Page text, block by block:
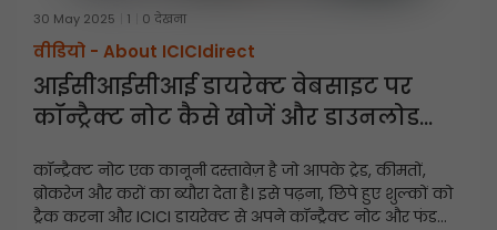
30 May 2025 1 0 देखना
वीडियो - About ICICIdirect
आईसीआईसीआई डायरेक्ट वेबसाइट पर
कॉन्ट्रैक्ट नोट कैसे खोजें और डाउनलोड
कॉन्ट्रैक्ट नोट एक कानूनी दस्तावेज़ है जो आपके ट्रेड, कीमतों,
ब्रोकरेज और करों का ब्यौरा देता है। इसे पढ़ना, छिपे हुए शुल्कों को
ट्रैक करना और ICICI डायरेक्ट से अपने कॉन्ट्रैक्ट नोट और फंड